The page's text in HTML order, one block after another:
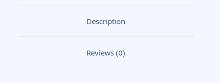
Description
Reviews (0)